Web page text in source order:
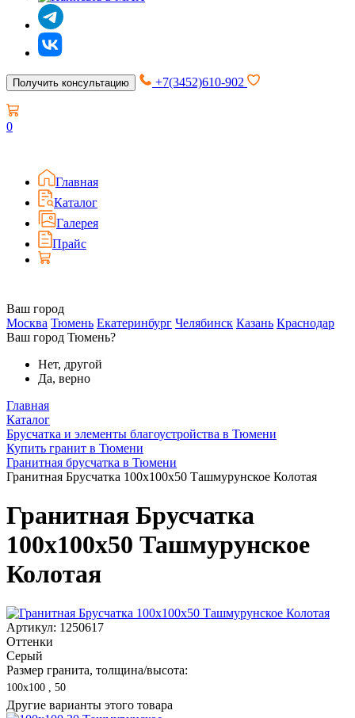
Получить консультацию +7(3452)610-902
0
Главная
Каталог
Галерея
Прайс
Ваш город
Москва Тюмень Екатеринбург Челябинск Казань Краснодар
Ваш город Тюмень?
Нет, другой
Да, верно
Главная
Каталог
Брусчатка и элементы благоустройства в Тюмени
Купить гранит в Тюмени
Гранитная брусчатка в Тюмени
Гранитная Брусчатка 100х100x50 Ташмурунское Колотая
Гранитная Брусчатка
100х100x50 Ташмурунское
Колотая
Артикул: 1250617
Оттенки
Серый
Размер гранита, толщина/высота:
100х100 , 50
Другие варианты этого товара